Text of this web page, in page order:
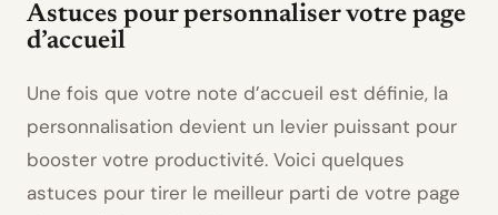
Astuces pour personnaliser votre page
d’accueil
Une fois que votre note d’accueil est définie, la
personnalisation devient un levier puissant pour
booster votre productivité. Voici quelques
astuces pour tirer le meilleur parti de votre page